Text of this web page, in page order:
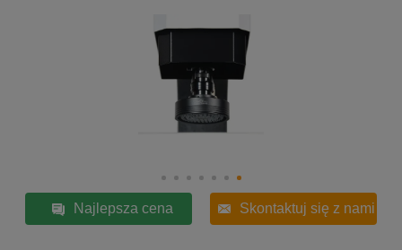
Najlepsza cena Skontaktuj się z nami